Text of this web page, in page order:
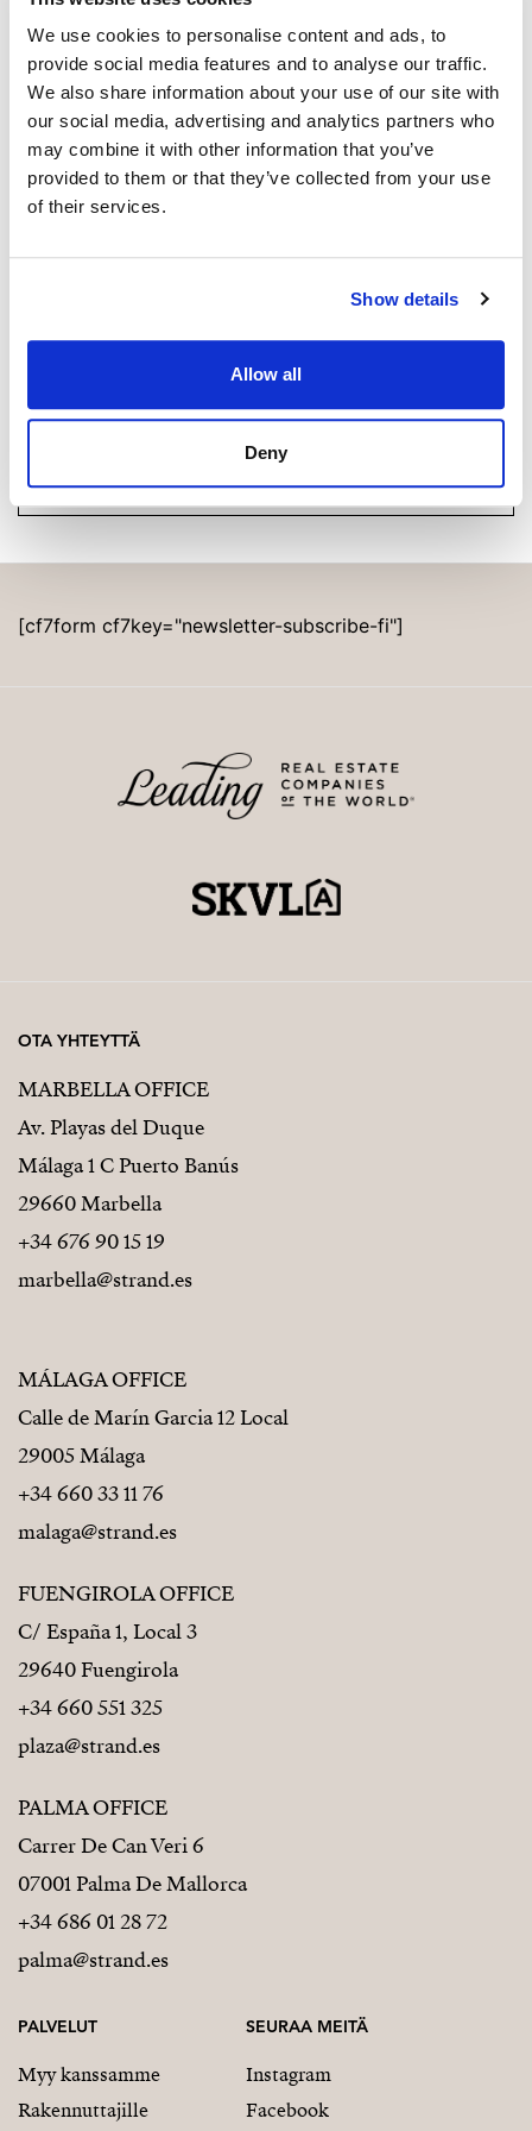
We use cookies to personalise content and ads, to
provide social media features and to analyse our traffic.
We also share information about your use of our site with
our social media, advertising and analytics partners who
may combine it with other information that you’ve
provided to them or that they’ve collected from your use
of their services.
Show details
Allow all
Deny
Strand Properties
ISABEL BRENNAN
Independent Property Advisor
+34 683 528 094whatsapp
isabel.brennan@strand.es
Haluatko lisätietoja tästä
Please, contact me or fill your information and
we will contact you with the language you
choose. We also arrange remote property
viewings by Whats App free of charge.
MAKE CONTACT REQUEST
maalivaihtoehtoa ja 2 kylpyhuoneen
seinäverhousvaihtoehtoa.
[cf7form cf7key="newsletter-subscribe-fi"]
OTA YHTEYTTÄ
MARBELLA OFFICE
Av. Playas del Duque
Málaga 1 C Puerto Banús
29660 Marbella
+34 676 90 15 19
marbella@strand.es
MÁLAGA OFFICE
Calle de Marín Garcia 12 Local
29005 Málaga
+34 660 33 11 76
malaga@strand.es
FUENGIROLA OFFICE
C/ España 1, Local 3
29640 Fuengirola
+34 660 551 325
plaza@strand.es
PALMA OFFICE
Carrer De Can Veri 6
07001 Palma De Mallorca
+34 686 01 28 72
palma@strand.es
PALVELUT
Myy kanssamme
Rakennuttajille
SEURAA MEITÄ
Instagram
Facebook